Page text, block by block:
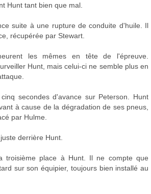
Hunt tant bien que mal.
suite à une rupture de conduite d'huile. Il
récupérée par Stewart.
les mêmes en tête de l'épreuve.
Hunt, mais celui-ci ne semble plus en
secondes d'avance sur Peterson. Hunt
à cause de la dégradation de ses pneus,
par Hulme.
derrière Hunt.
troisième place à Hunt. Il ne compte que
sur son équipier, toujours bien installé au